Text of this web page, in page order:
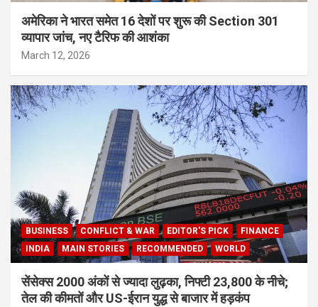
अमेरिका ने भारत समेत 16 देशों पर शुरू की Section 301
व्यापार जांच, नए टैरिफ की आशंका
March 12, 2026
BUSINESS CONFLICT & WAR EDITOR'S PICK
FINANCE
INDIA
MAIN STORIES RECOMMENDED WORLD
सेंसेक्स 2000 अंकों से ज्यादा लुढ़का, निफ्टी 23,800 के नीचे;
तेल की कीमतों और US-ईरान युद्ध से बाजार में हड़कंप